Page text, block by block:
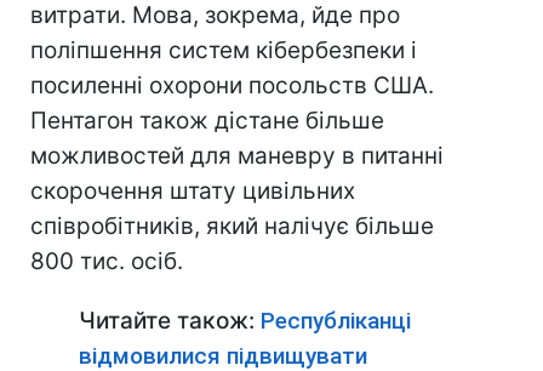
витрати. Мова, зокрема, йде про
поліпшення систем кібербезпеки і
посиленні охорони посольств США.
Пентагон також дістане більше
можливостей для маневру в питанні
скорочення штату цивільних
співробітників, який налічує більше
800 тис. осіб.
Читайте також: Республіканці
відмовилися підвищувати